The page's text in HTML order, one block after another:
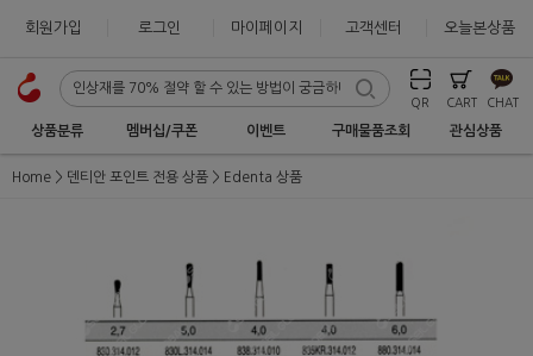
회원가입 로그인 마이페이지 고객센터 오늘본상품
QR CART CHAT
상품분류 멤버십/쿠폰 이벤트 구매물품조회 관심상품
Home 덴티안 포인트 전용 상품 Edenta 상품